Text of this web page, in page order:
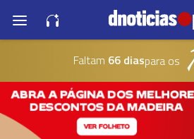
Faltam 66 diaspara os